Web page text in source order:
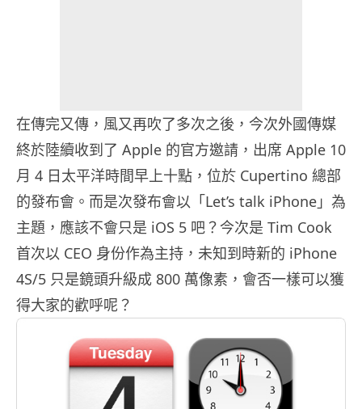
在傳完又傳，風又再吹了多次之後，今次外國傳媒
終於陸續收到了 Apple 的官方邀請，出席 Apple 10
月 4 日太平洋時間早上十點，位於 Cupertino 總部
的發布會。而是次發布會以「Let’s talk iPhone」為
主題，應該不會只是 iOS 5 吧？今次是 Tim Cook
首次以 CEO 身份作為主持，未知到時新的 iPhone
4S/5 只是鏡頭升級成 800 萬像素，會否一樣可以獲
得大家的歡呼呢？